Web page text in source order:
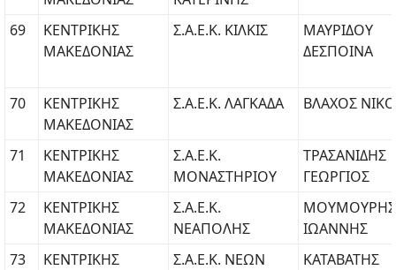
69
ΚΕΝΤΡΙΚΗΣ
ΜΑΚΕΔΟΝΙΑΣ
Σ.Α.Ε.Κ. ΚΙΛΚΙΣ
ΜΑΥΡΙΔΟΥ
ΔΕΣΠΟΙΝΑ
70
ΚΕΝΤΡΙΚΗΣ
ΜΑΚΕΔΟΝΙΑΣ
Σ.Α.Ε.Κ. ΛΑΓΚΑΔΑ ΒΛΑΧΟΣ
71
ΚΕΝΤΡΙΚΗΣ
ΜΑΚΕΔΟΝΙΑΣ
Σ.Α.Ε.Κ.
ΜΟΝΑΣΤΗΡΙΟΥ
ΤΡΑΣΑΝΙΔΗΣ
ΓΕΩΡΓΙΟΣ
72
ΚΕΝΤΡΙΚΗΣ
ΜΑΚΕΔΟΝΙΑΣ
Σ.Α.Ε.Κ.
ΝΕΑΠΟΛΗΣ
ΜΟΥΜΟΥΡΗΣ
ΙΩΑΝΝΗΣ
73
ΚΕΝΤΡΙΚΗΣ
Σ.Α.Ε.Κ. ΝΕΩΝ
ΚΑΤΑΒΑΤΗΣ